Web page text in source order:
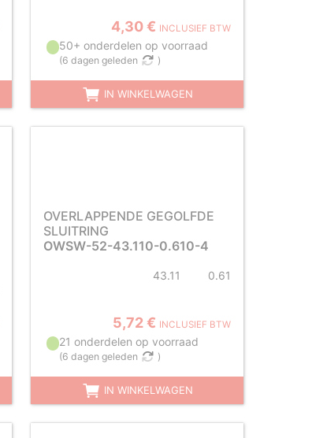
4,30 € INCLUSIEF BTW
50+ onderdelen op voorraad
(6 dagen geleden )
IN WINKELWAGEN
OVERLAPPENDE GEGOLFDE
SLUITRING
OWSW-52-43.110-0.610-4
43.11 0.61
5,72 € INCLUSIEF BTW
21 onderdelen op voorraad
(6 dagen geleden )
IN WINKELWAGEN